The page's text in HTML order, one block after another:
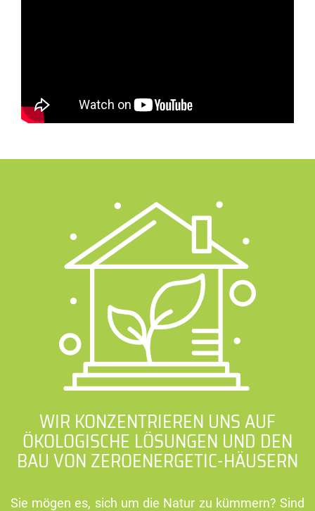
WIR KONZENTRIEREN UNS AUF
ÖKOLOGISCHE LÖSUNGEN UND DEN
BAU VONZEROENERGETIC-HÄUSERN
Sie mögen es, sich um die Natur zu kümmern? Sind